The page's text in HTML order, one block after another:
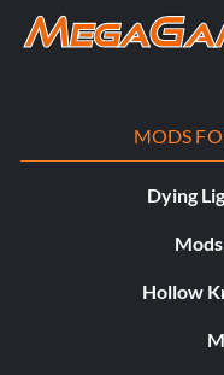
MODS
Dying
Hollow